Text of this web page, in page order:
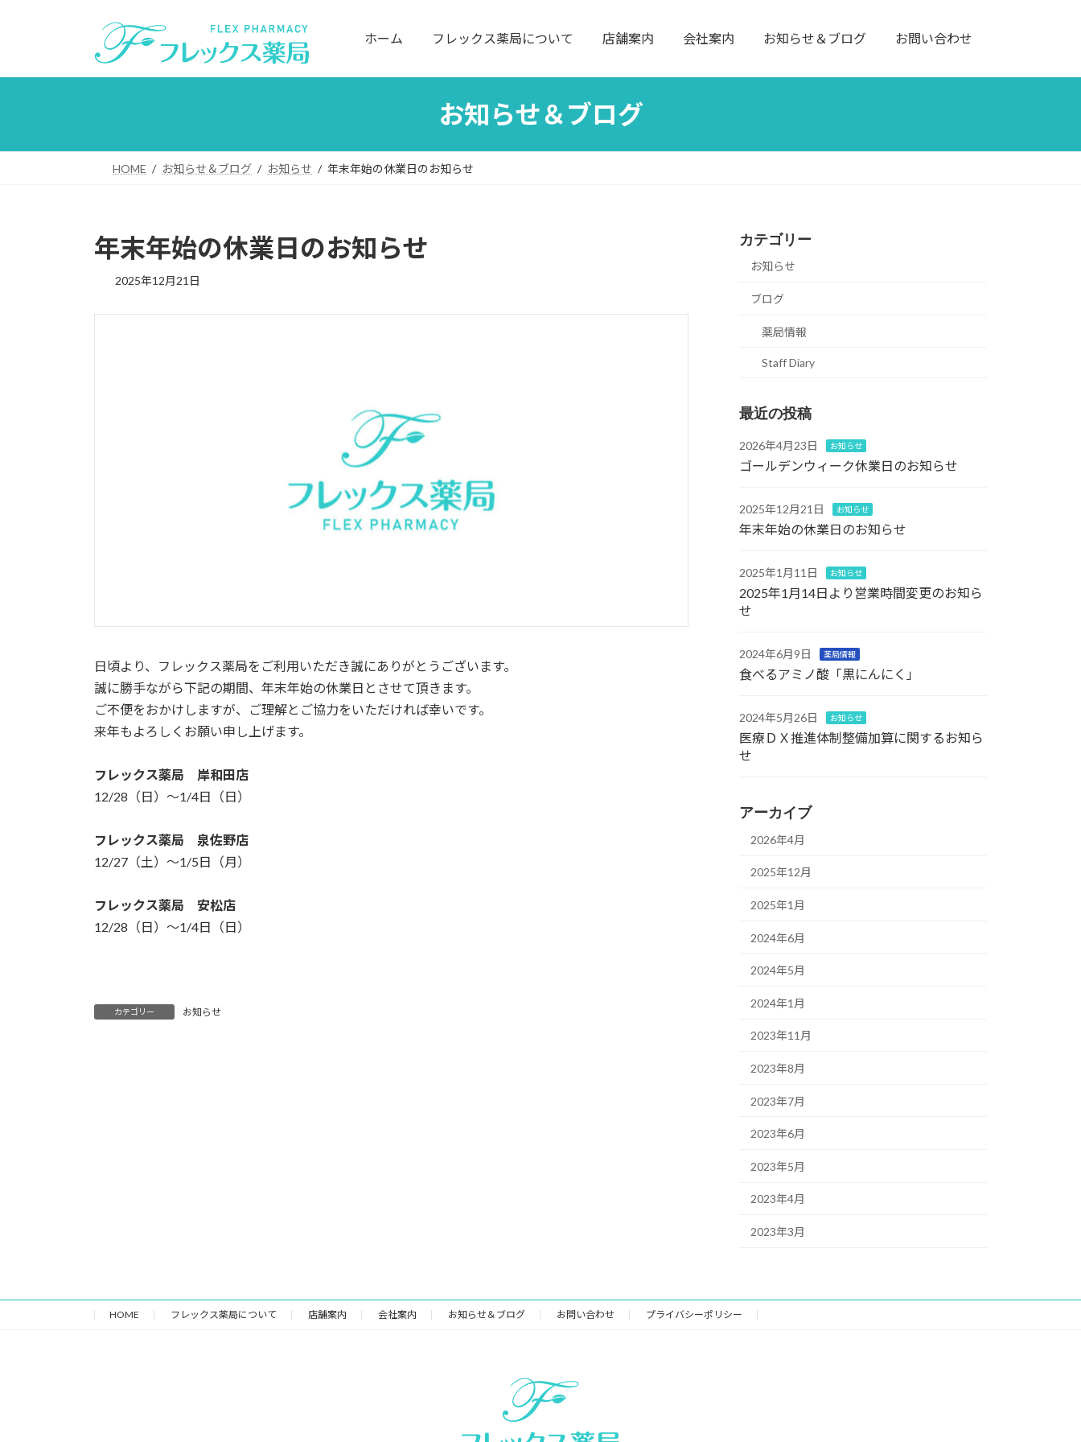
ホーム フレックス薬局について 店舗案内 会社案内 お知らせ＆ブログ お問い合わせ
お知らせ＆ブログ
HOME お知らせ＆ブログ お知らせ 年末年始の休業日のお知らせ
年末年始の休業日のお知らせ
2025年12月21日
日頃より、フレックス薬局をご利用いただき誠にありがとうございます。
誠に勝手ながら下記の期間、年末年始の休業日とさせて頂きます。
ご不便をおかけしますが、ご理解とご協力をいただければ幸いです。
来年もよろしくお願い申し上げます。
フレックス薬局 岸和田店
12/28（日）〜1/4日（日）
フレックス薬局 泉佐野店
12/27（土）〜1/5日（月）
フレックス薬局 安松店
12/28（日）〜1/4日（日）
カテゴリー お知らせ
カテゴリー
お知らせ
ブログ
薬局情報
Staff Diary
最近の投稿
2026年4月23日 お知らせ
ゴールデンウィーク休業日のお知らせ
2025年12月21日 お知らせ
年末年始の休業日のお知らせ
2025年1月11日 お知らせ
2025年1月14日より営業時間変更のお知ら
せ
2024年6月9日 薬局情報
食べるアミノ酸「黒にんにく」
2024年5月26日 お知らせ
医療ＤＸ推進体制整備加算に関するお知ら
せ
アーカイブ
2026年4月
2025年12月
2025年1月
2024年6月
2024年5月
2024年1月
2023年11月
2023年8月
2023年7月
2023年6月
2023年5月
2023年4月
2023年3月
HOME フレックス薬局について 店舗案内 会社案内 お知らせ＆ブログ お問い合わせ プライバシーポリシー